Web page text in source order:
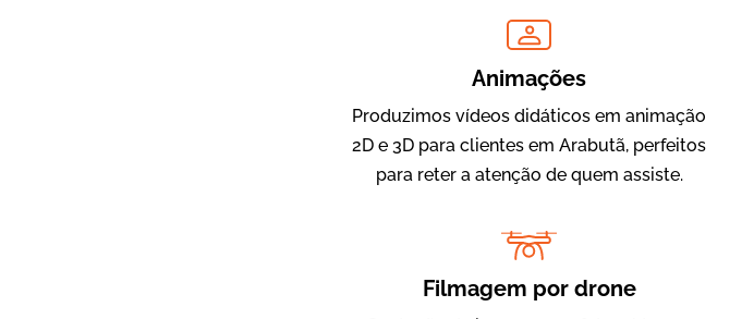
Animações
Produzimos vídeos didáticos em animação
2D e 3D para clientes em Arabutã, perfeitos
para reter a atenção de quem assiste.
Filmagem por drone